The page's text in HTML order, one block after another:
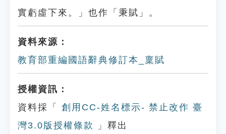
實虧虛下來。」也作「秉賦」。
資料來源：
教育部重編國語辭典修訂本_稟賦
授權資訊：
資料採「
創用CC-姓名標示- 禁止改作 臺
灣3.0版授權條款
」釋出